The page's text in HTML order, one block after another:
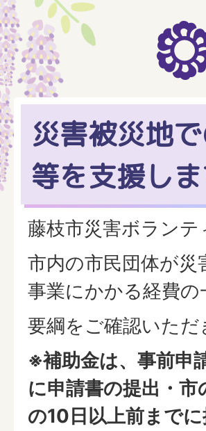
災害被災地
等を支援し
藤枝市災害ボラン
市内の市民団体が
事業にかかる経費
要綱をご確認いた
※補助金は、事前申
に申請書の提出・
の10日以上前まで